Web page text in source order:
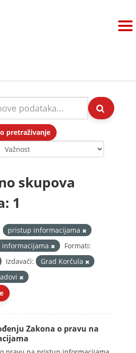
pretraživanje
skupova
1
pristup informacijama
Formati:
Izdavači:
Grad Korčula
Zakona o pravu na